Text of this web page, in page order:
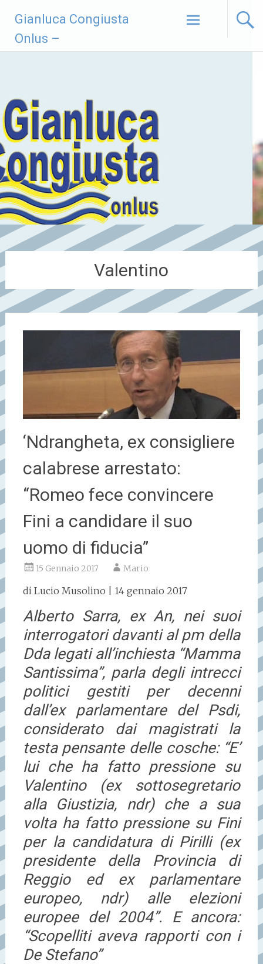
contenuto
Gianluca Congiusta
Onlus –
Valentino
‘Ndrangheta, ex consigliere
calabrese arrestato:
“Romeo fece convincere
Fini a candidare il suo
uomo di fiducia”
15 Gennaio 2017 Mario
di Lucio Musolino | 14 gennaio 2017
Alberto Sarra, ex An, nei suoi
interrogatori davanti al pm della
Dda legati all’inchiesta “Mamma
Santissima”, parla degli intrecci
politici gestiti per decenni
dall’ex parlamentare del Psdi,
considerato dai magistrati la
testa pensante delle cosche: “E’
lui che ha fatto pressione su
Valentino (ex sottosegretario
alla Giustizia, ndr) che a sua
volta ha fatto pressione su Fini
per la candidatura di Pirilli (ex
presidente della Provincia di
Reggio ed ex parlamentare
europeo, ndr) alle elezioni
europee del 2004”. E ancora:
“Scopelliti aveva rapporti con i
De Stefano”